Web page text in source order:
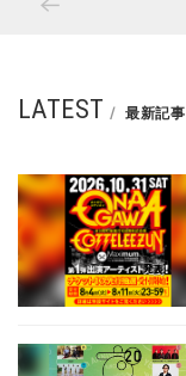
LATEST 最新記事